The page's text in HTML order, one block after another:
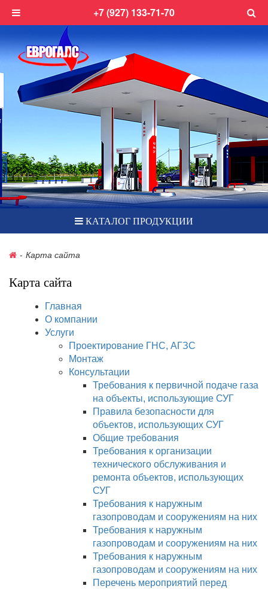
+7 (927) 133-71-70
КАТАЛОГ ПРОДУКЦИИ
- Карта сайта
Карта сайта
Главная
О компании
Услуги
Проектирование ГНС, АГЗС
Монтаж
Консультации
Требования к первичной подаче газа
на объекты, использующие СУГ
Правила безопасности для
объектов, использующих СУГ
Общие требования
Требования к организации
технического обслуживания и
ремонта объектов, использующих
СУГ
Требования к наружным
газопроводам и сооружениям на них
Требования к наружным
газопроводам и сооружениям на них
Требования к наружным
газопроводам и сооружениям на них
Перечень мероприятий перед